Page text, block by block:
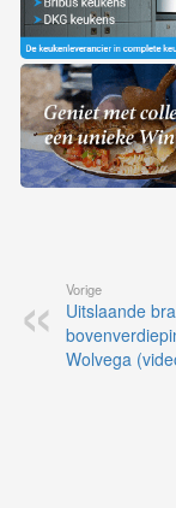
Vorige
Uitslaande
Wolvega